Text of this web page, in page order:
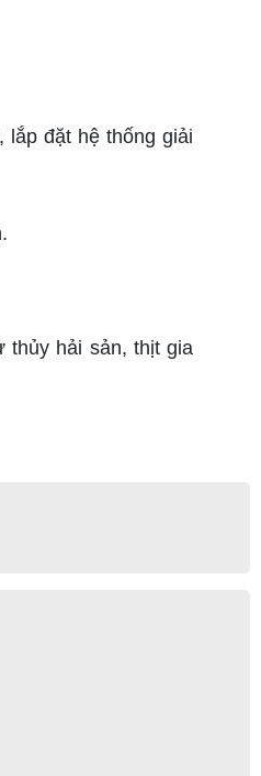
đặt hệ thống giải
thủy hải sản, thịt gia